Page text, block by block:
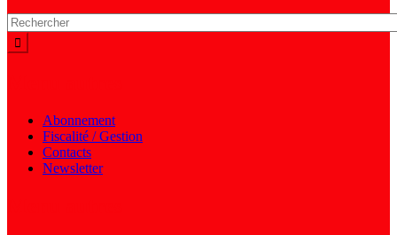
Abonnement
Fiscalité / Gestion
Contacts
Newsletter